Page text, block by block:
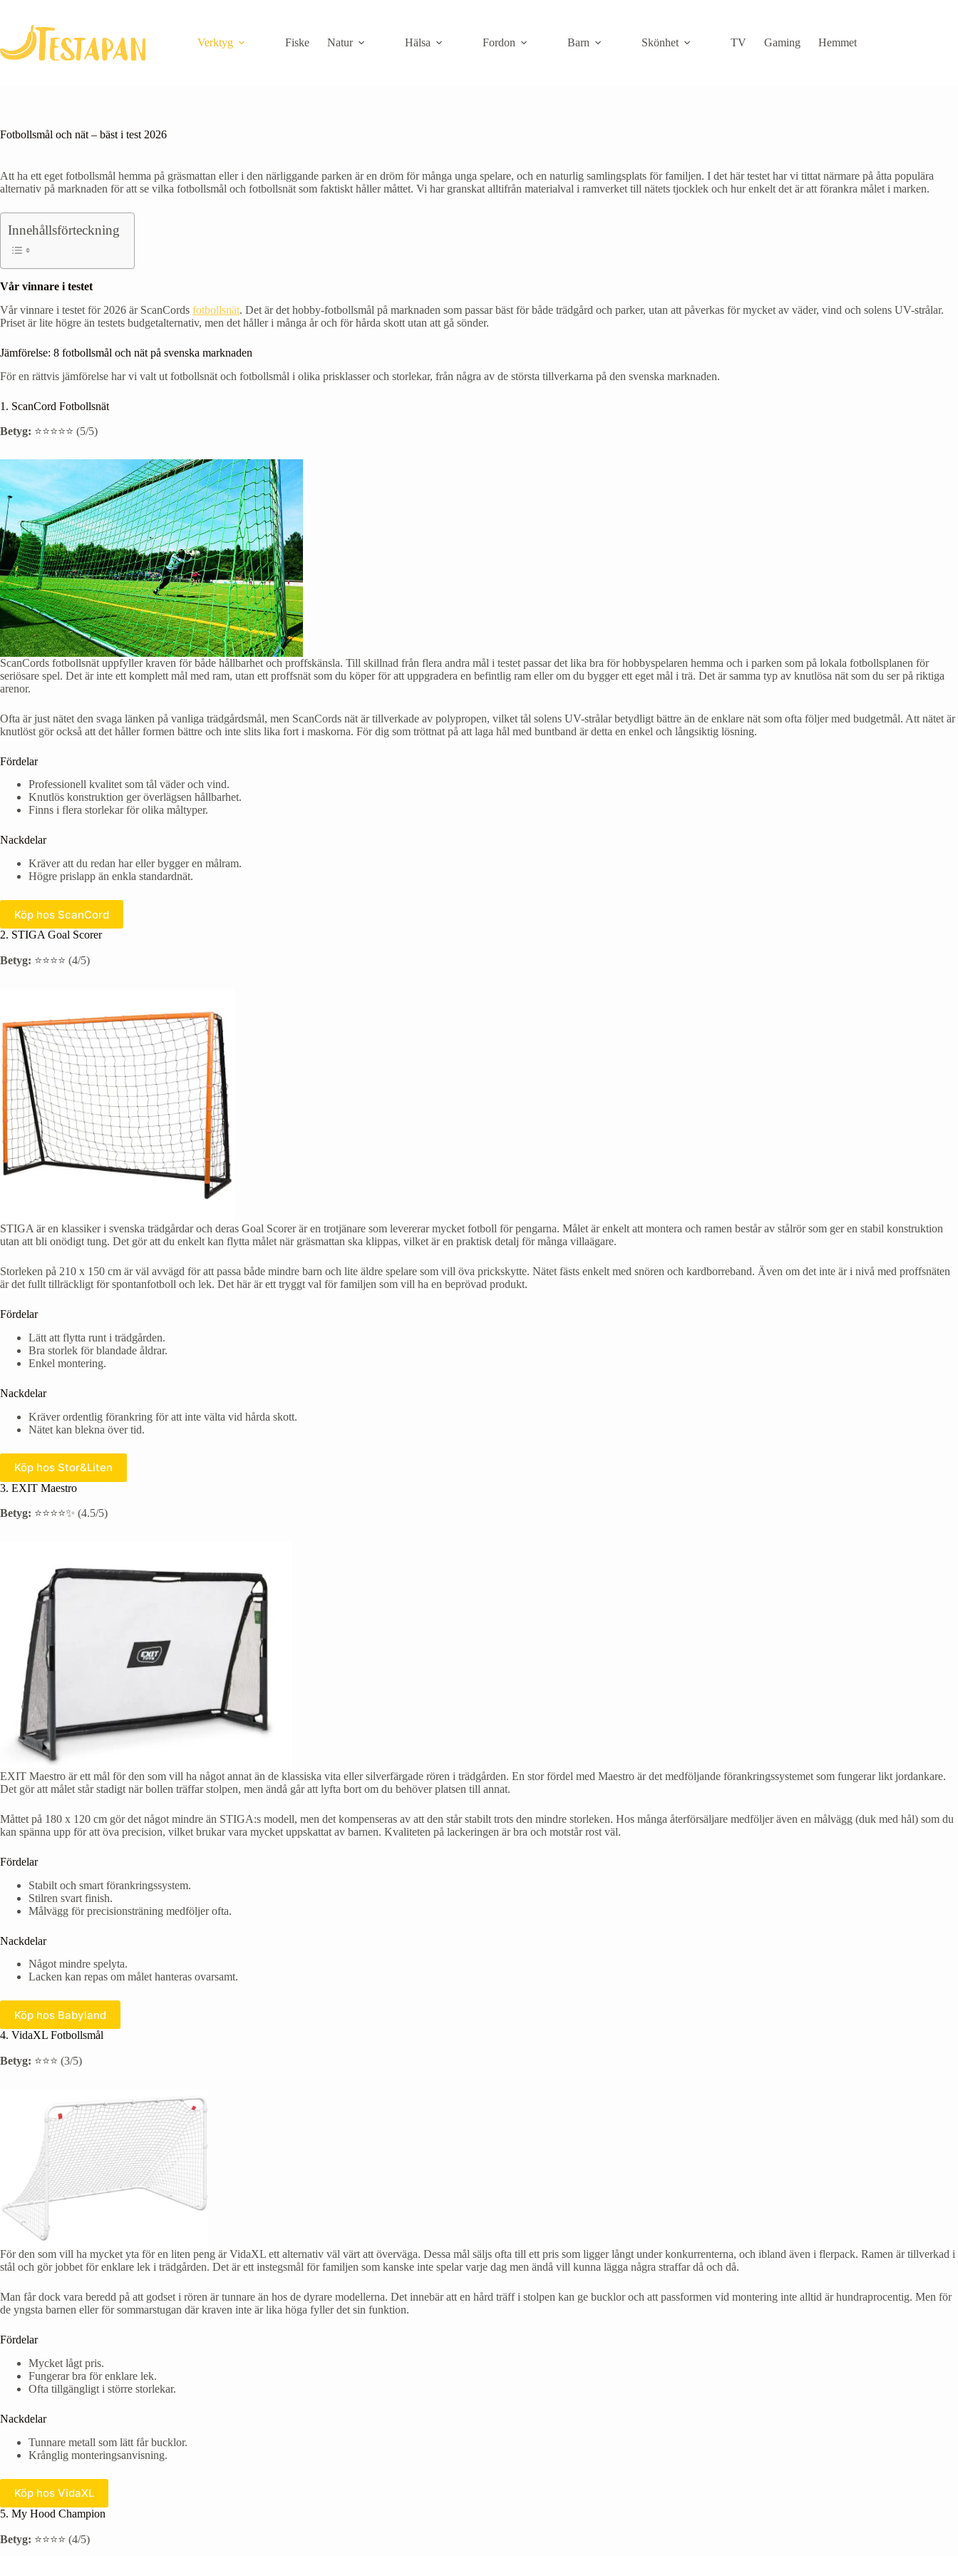
content
Verktyg
Fiske Natur Hälsa Fordon Barn Skönhet TV Gaming Hemmet
Fotbollsmål och nät – bäst i test 2026
Att ha ett eget fotbollsmål hemma på gräsmattan eller i den närliggande parken är en dröm för många unga spelare, och en naturlig samlingsplats för familjen. I det här testet har vi tittat närmare på åtta populära
alternativ på marknaden för att se vilka fotbollsmål och fotbollsnät som faktiskt håller måttet. Vi har granskat alltifrån materialval i ramverket till nätets tjocklek och hur enkelt det är att förankra målet i marken.
Innehållsförteckning
Vår vinnare i testet
Vår vinnare i testet för 2026 är ScanCords fotbollsnät. Det är det hobby-fotbollsmål på marknaden som passar bäst för både trädgård och parker, utan att påverkas för mycket av väder, vind och solens UV-strålar.
Priset är lite högre än testets budgetalternativ, men det håller i många år och för hårda skott utan att gå sönder.
Jämförelse: 8 fotbollsmål och nät på svenska marknaden
För en rättvis jämförelse har vi valt ut fotbollsnät och fotbollsmål i olika prisklasser och storlekar, från några av de största tillverkarna på den svenska marknaden.
1. ScanCord Fotbollsnät
Betyg: ⭐⭐⭐⭐⭐ (5/5)
ScanCords fotbollsnät uppfyller kraven för både hållbarhet och proffskänsla. Till skillnad från flera andra mål i testet passar det lika bra för hobbyspelaren hemma och i parken som på lokala fotbollsplanen för
seriösare spel. Det är inte ett komplett mål med ram, utan ett proffsnät som du köper för att uppgradera en befintlig ram eller om du bygger ett eget mål i trä. Det är samma typ av knutlösa nät som du ser på riktiga
arenor.
Ofta är just nätet den svaga länken på vanliga trädgårdsmål, men ScanCords nät är tillverkade av polypropen, vilket tål solens UV-strålar betydligt bättre än de enklare nät som ofta följer med budgetmål. Att nätet är
knutlöst gör också att det håller formen bättre och inte slits lika fort i maskorna. För dig som tröttnat på att laga hål med buntband är detta en enkel och långsiktig lösning.
Fördelar
Professionell kvalitet som tål väder och vind.
Knutlös konstruktion ger överlägsen hållbarhet.
Finns i flera storlekar för olika måltyper.
Nackdelar
Kräver att du redan har eller bygger en målram.
Högre prislapp än enkla standardnät.
Köp hos ScanCord
2. STIGA Goal Scorer
Betyg: ⭐⭐⭐⭐ (4/5)
STIGA är en klassiker i svenska trädgårdar och deras Goal Scorer är en trotjänare som levererar mycket fotboll för pengarna. Målet är enkelt att montera och ramen består av stålrör som ger en stabil konstruktion
utan att bli onödigt tung. Det gör att du enkelt kan flytta målet när gräsmattan ska klippas, vilket är en praktisk detalj för många villaägare.
Storleken på 210 x 150 cm är väl avvägd för att passa både mindre barn och lite äldre spelare som vill öva prickskytte. Nätet fästs enkelt med snören och kardborreband. Även om det inte är i nivå med proffsnäten
är det fullt tillräckligt för spontanfotboll och lek. Det här är ett tryggt val för familjen som vill ha en beprövad produkt.
Fördelar
Lätt att flytta runt i trädgården.
Bra storlek för blandade åldrar.
Enkel montering.
Nackdelar
Kräver ordentlig förankring för att inte välta vid hårda skott.
Nätet kan blekna över tid.
Köp hos Stor&Liten
3. EXIT Maestro
Betyg: ⭐⭐⭐⭐✨ (4.5/5)
EXIT Maestro är ett mål för den som vill ha något annat än de klassiska vita eller silverfärgade rören i trädgården. En stor fördel med Maestro är det medföljande förankringssystemet som fungerar likt jordankare.
Det gör att målet står stadigt när bollen träffar stolpen, men ändå går att lyfta bort om du behöver platsen till annat.
Måttet på 180 x 120 cm gör det något mindre än STIGA:s modell, men det kompenseras av att den står stabilt trots den mindre storleken. Hos många återförsäljare medföljer även en målvägg (duk med hål) som du
kan spänna upp för att öva precision, vilket brukar vara mycket uppskattat av barnen. Kvaliteten på lackeringen är bra och motstår rost väl.
Fördelar
Stabilt och smart förankringssystem.
Stilren svart finish.
Målvägg för precisionsträning medföljer ofta.
Nackdelar
Något mindre spelyta.
Lacken kan repas om målet hanteras ovarsamt.
Köp hos Babyland
4. VidaXL Fotbollsmål
Betyg: ⭐⭐⭐ (3/5)
För den som vill ha mycket yta för en liten peng är VidaXL ett alternativ väl värt att överväga. Dessa mål säljs ofta till ett pris som ligger långt under konkurrenterna, och ibland även i flerpack. Ramen är tillverkad i
stål och gör jobbet för enklare lek i trädgården. Det är ett instegsmål för familjen som kanske inte spelar varje dag men ändå vill kunna lägga några straffar då och då.
Man får dock vara beredd på att godset i rören är tunnare än hos de dyrare modellerna. Det innebär att en hård träff i stolpen kan ge bucklor och att passformen vid montering inte alltid är hundraprocentig. Men för
de yngsta barnen eller för sommarstugan där kraven inte är lika höga fyller det sin funktion.
Fördelar
Mycket lågt pris.
Fungerar bra för enklare lek.
Ofta tillgängligt i större storlekar.
Nackdelar
Tunnare metall som lätt får bucklor.
Krånglig monteringsanvisning.
Köp hos VidaXL
5. My Hood Champion
Betyg: ⭐⭐⭐⭐ (4/5)